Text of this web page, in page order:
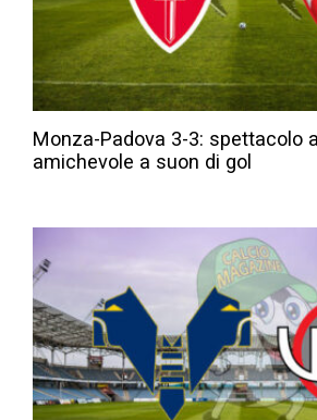
Monza-Padova 3-3: spettacolo
amichevole a suon di gol